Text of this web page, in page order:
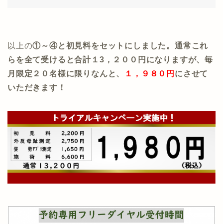
以上の①～④と初見料をセットにしました。通常これ
らを全て受けると合計１3，２００円になりますが、毎
月限定２０名様に限りなんと、 １，９８０円 にさせて
いただきます！